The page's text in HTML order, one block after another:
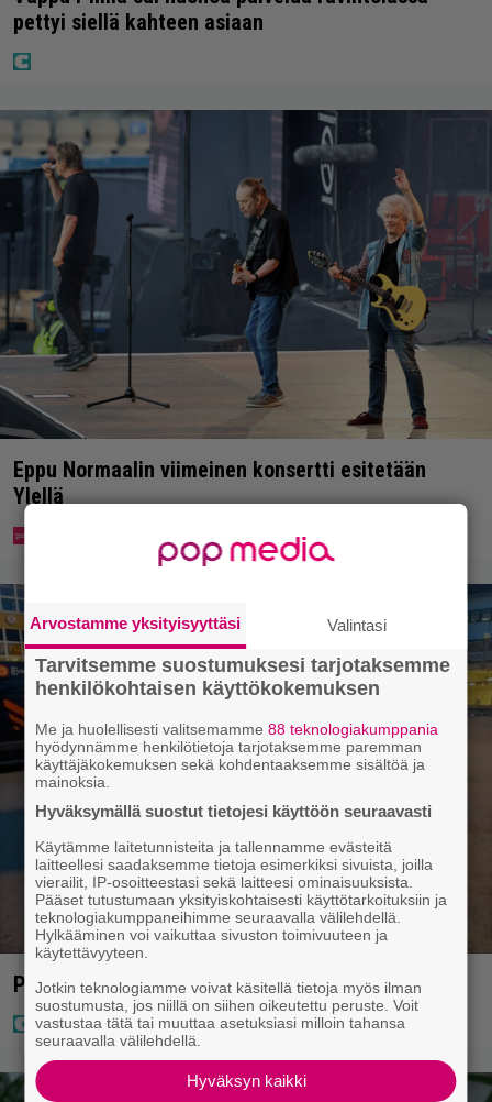
pettyi siellä kahteen asiaan
Eppu Normaalin viimeinen konsertti esitetään
Ylellä
Poliisi teki surullisen löydön Lohjalla
Arvostamme yksityisyyttäsi Valintasi
Tarvitsemme suostumuksesi tarjotaksemme
henkilökohtaisen käyttökokemuksen
Me ja huolellisesti valitsemamme88 teknologiakumppania
hyödynnämme henkilötietoja tarjotaksemme paremman
käyttäjäkokemuksen sekä kohdentaaksemme sisältöä ja
mainoksia.
Hyväksymällä suostut tietojesi käyttöön seuraavasti
Käytämme laitetunnisteita ja tallennamme evästeitä
laitteellesi saadaksemme tietoja esimerkiksi sivuista, joilla
vierailit, IP-osoitteestasi sekä laitteesi ominaisuuksista.
Pääset tutustumaan yksityiskohtaisesti käyttötarkoituksiin ja
teknologiakumppaneihimme seuraavalla välilehdellä.
Hylkääminen voi vaikuttaa sivuston toimivuuteen ja
käytettävyyteen.
Jotkin teknologiamme voivat käsitellä tietoja myös ilman
suostumusta, jos niillä on siihen oikeutettu peruste. Voit
vastustaa tätä tai muuttaa asetuksiasi milloin tahansa
seuraavalla välilehdellä.
Hyväksyn kaikki